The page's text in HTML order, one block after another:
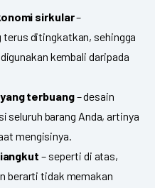
sirkular–
ditingkatkan, sehingga
kembali daripada
terbuang– desain
seluruh barang Anda, artinya
mengisinya.
– seperti di atas,
berarti tidak memakan